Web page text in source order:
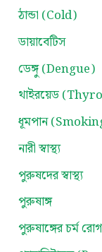
ঠান্ডা (Cold)
ডায়াবেটিস
ডেঙ্গু (Dengue)
থাইরয়েড
ধূমপান
নারী স্বাস্থ্য
পুরুষদের স্বাস্থ্য
পুরুষাঙ্গ
পুরুষাঙ্গের চর্ম রোগ